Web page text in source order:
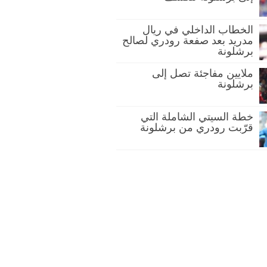
الخطاب الداخلي في ريال
مدريد بعد صفعة رودري لصالح
برشلونة
ملايين مفاجئة تصل إلى
برشلونة
خطة السيتي الشاملة التي
قرّبت رودري من برشلونة